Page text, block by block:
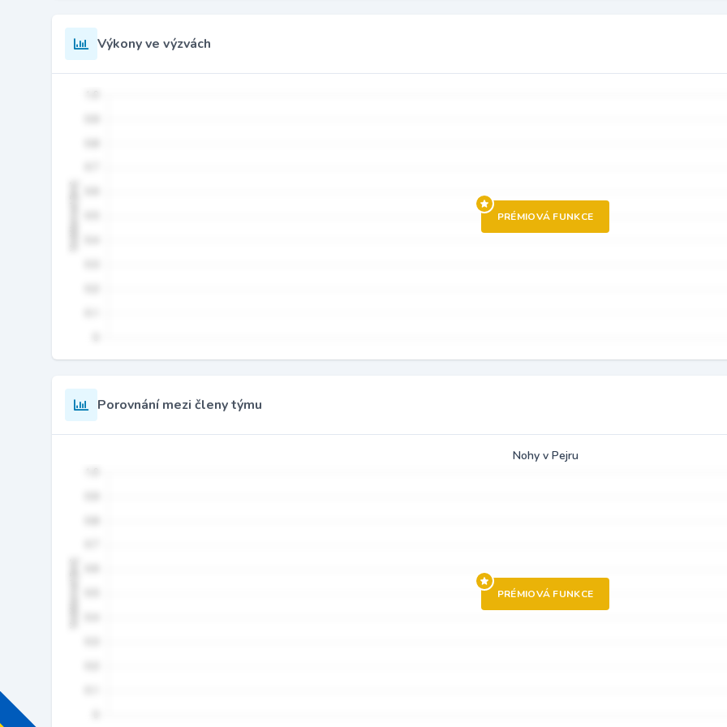
Výkony ve výzvách
PRÉMIOVÁ FUNKCE
Porovnání mezi členy týmu
Nohy v Pejru
PRÉMIOVÁ FUNKCE